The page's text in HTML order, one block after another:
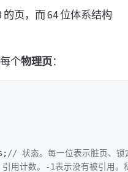
的页，而 64 位体系结构
个物理页：
; // 状态。每一位表示脏页、
用计数。-1表示没有被引用。